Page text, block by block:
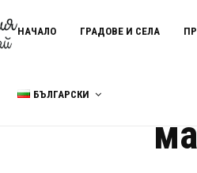
НАЧАЛО ГРАДОВЕ И СЕЛА
БЪЛГАРСКИ
Home манастира Монтсерат